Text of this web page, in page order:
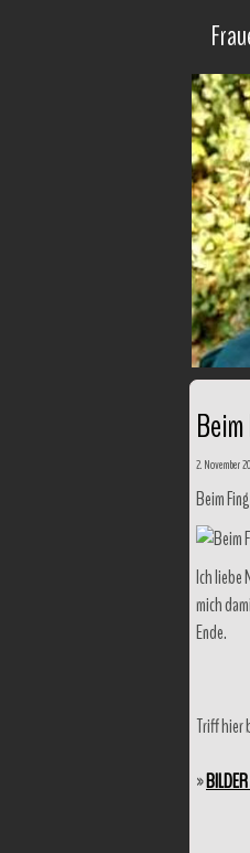
2. November
Beim
Ich liebe
mich
Ende.
Triff hier
»